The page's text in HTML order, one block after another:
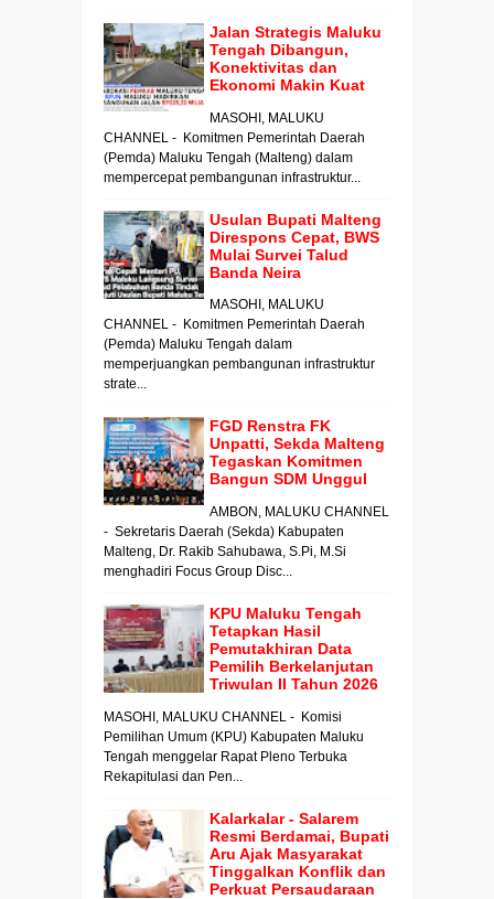
Jalan Strategis Maluku
Tengah Dibangun,
Konektivitas dan
Ekonomi Makin Kuat
MASOHI, MALUKU
CHANNEL - Komitmen Pemerintah Daerah
(Pemda) Maluku Tengah (Malteng) dalam
mempercepat pembangunan infrastruktur...
Usulan Bupati Malteng
Direspons Cepat, BWS
Mulai Survei Talud
Banda Neira
MASOHI, MALUKU
CHANNEL - Komitmen Pemerintah Daerah
(Pemda) Maluku Tengah dalam
memperjuangkan pembangunan infrastruktur
strate...
FGD Renstra FK
Unpatti, Sekda Malteng
Tegaskan Komitmen
Bangun SDM Unggul
AMBON, MALUKU CHANNEL
- Sekretaris Daerah (Sekda) Kabupaten
Malteng, Dr. Rakib Sahubawa, S.Pi, M.Si
menghadiri Focus Group Disc...
KPU Maluku Tengah
Tetapkan Hasil
Pemutakhiran Data
Pemilih Berkelanjutan
Triwulan II Tahun 2026
MASOHI, MALUKU CHANNEL - Komisi
Pemilihan Umum (KPU) Kabupaten Maluku
Tengah menggelar Rapat Pleno Terbuka
Rekapitulasi dan Pen...
Kalarkalar - Salarem
Resmi Berdamai, Bupati
Aru Ajak Masyarakat
Tinggalkan Konflik dan
Perkuat Persaudaraan